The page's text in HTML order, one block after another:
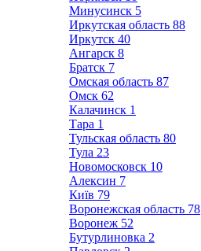
Минусинск 5
Иркутская область 88
Иркутск 40
Ангарск 8
Братск 7
Омская область 87
Омск 62
Калачинск 1
Тара 1
Тульская область 80
Тула 23
Новомосковск 10
Алексин 7
Київ 79
Воронежская область 78
Воронеж 52
Бутурлиновка 2